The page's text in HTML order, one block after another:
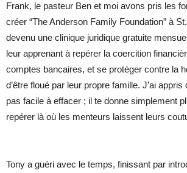
Frank, le pasteur Ben et moi avons pris les
créer “The Anderson Family Foundation” à St.
devenu une clinique juridique gratuite
leur apprenant à repérer la coercition
comptes bancaires, et se protéger contre la
d’être floué par leur propre famille. J’ai appris
pas facile à effacer ; il te donne simplement
repérer là où les menteurs laissent leurs
Tony a guéri avec le temps, finissant par